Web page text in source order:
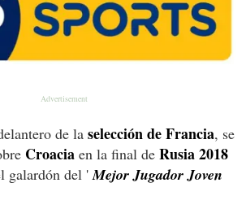
de la selección de Francia, se
Croacia en la final de Rusia 2018
galardón del ' Mejor Jugador Joven